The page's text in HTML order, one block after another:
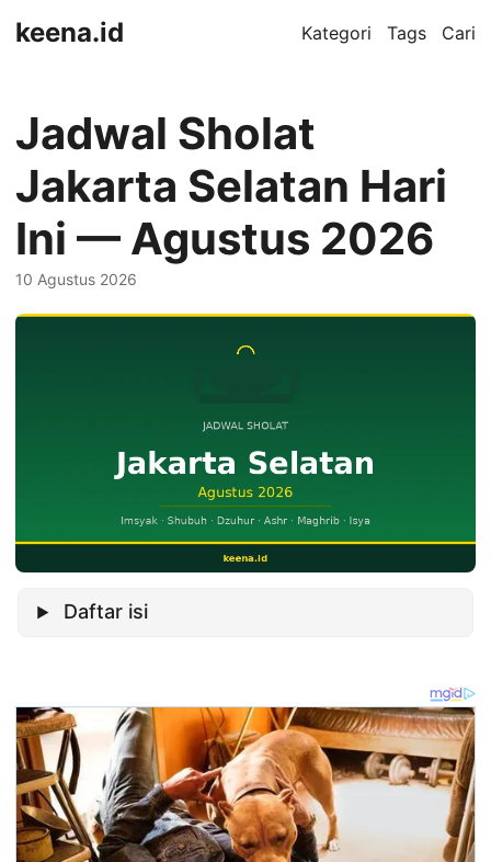
keena.id Kategori Tags Cari
Jadwal Sholat
Jakarta Selatan Hari
Ini — Agustus 2026
10 Agustus 2026
Daftar isi